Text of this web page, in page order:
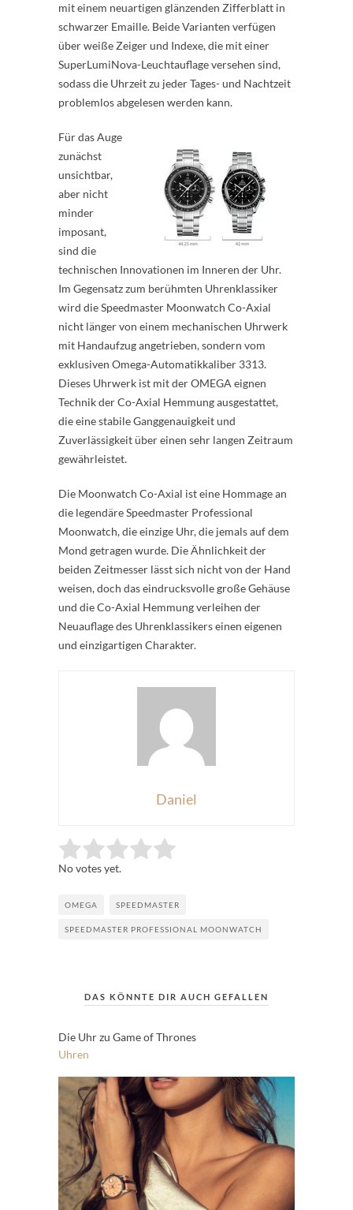
mit einem neuartigen glänzenden Zifferblatt in
schwarzer Emaille. Beide Varianten verfügen
über weiße Zeiger und Indexe, die mit einer
SuperLumiNova-Leuchtauflage versehen sind,
sodass die Uhrzeit zu jeder Tages- und Nachtzeit
problemlos abgelesen werden kann.
Für das Auge
zunächst
unsichtbar,
aber nicht
minder
imposant,
sind die
technischen Innovationen im Inneren der Uhr.
Im Gegensatz zum berühmten Uhrenklassiker
wird die Speedmaster Moonwatch Co-Axial
nicht länger von einem mechanischen Uhrwerk
mit Handaufzug angetrieben, sondern vom
exklusiven Omega-Automatikkaliber 3313.
Dieses Uhrwerk ist mit der OMEGA eignen
Technik der Co-Axial Hemmung ausgestattet,
die eine stabile Ganggenauigkeit und
Zuverlässigkeit über einen sehr langen Zeitraum
gewährleistet.
Die Moonwatch Co-Axial ist eine Hommage an
die legendäre Speedmaster Professional
Moonwatch, die einzige Uhr, die jemals auf dem
Mond getragen wurde. Die Ähnlichkeit der
beiden Zeitmesser lässt sich nicht von der Hand
weisen, doch das eindrucksvolle große Gehäuse
und die Co-Axial Hemmung verleihen der
Neuauflage des Uhrenklassikers einen eigenen
und einzigartigen Charakter.
Daniel
Rate this item: Submit Rating
No votes yet.
OMEGA SPEEDMASTER
SPEEDMASTER PROFESSIONAL MOONWATCH
DAS KÖNNTE DIR AUCH GEFALLEN
Die Uhr zu Game of Thrones
Uhren